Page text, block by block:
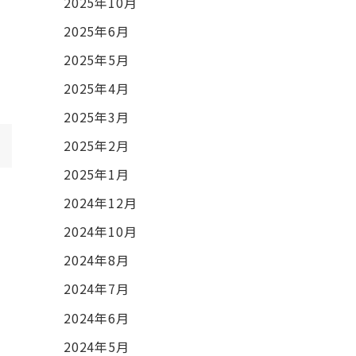
2025年6月
2025年5月
2025年4月
2025年3月
2025年2月
2025年1月
2024年12月
2024年10月
2024年8月
2024年7月
2024年6月
2024年5月